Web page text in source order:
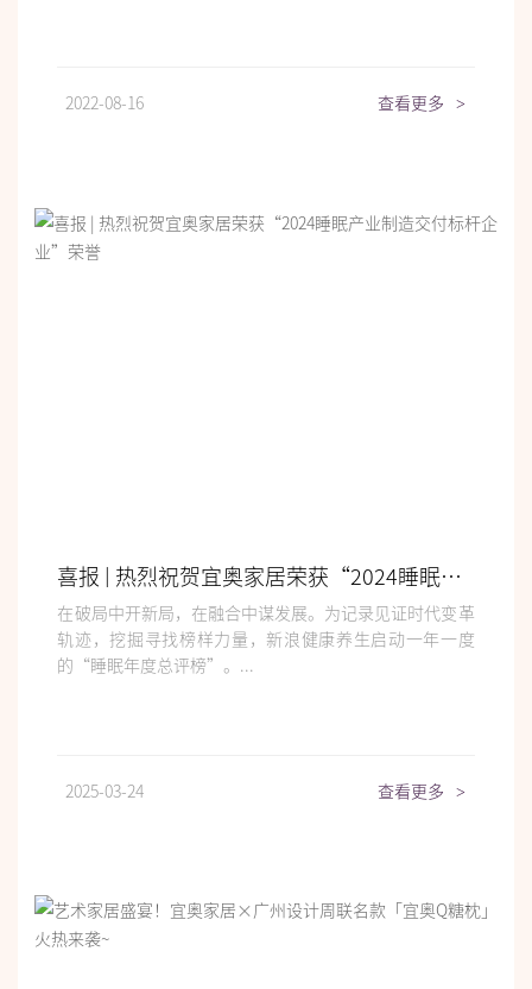
2022-08-16 查看更多 >
喜报 | 热烈祝贺宜奥家居荣获“2024​睡眠产业制造交付标杆企业”荣誉
在破局中开新局，在融合中谋发展。为记录见证时代变革
轨迹，挖掘寻找榜样力量，新浪健康养生启动一年一度
的“睡眠年度总评榜”。...
2025-03-24 查看更多 >